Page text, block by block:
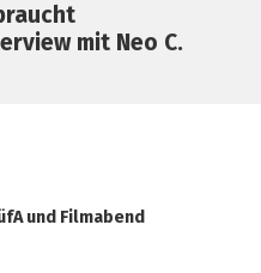
mit Neo C.
und Filmabend